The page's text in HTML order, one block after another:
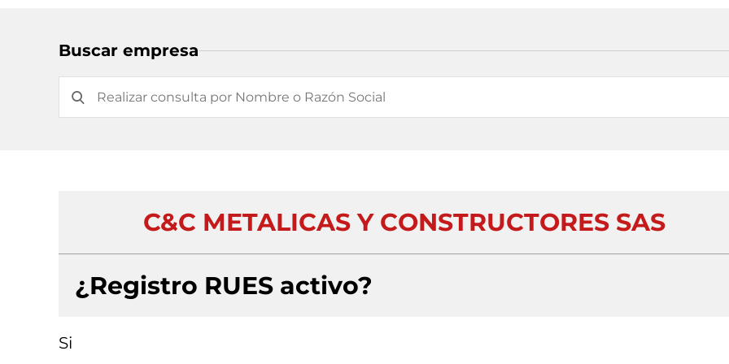
Buscar empresa
C&C METALICAS Y CONSTRUCTORES SAS
¿Registro RUES activo?
Si